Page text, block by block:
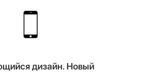
дизайн. Новый